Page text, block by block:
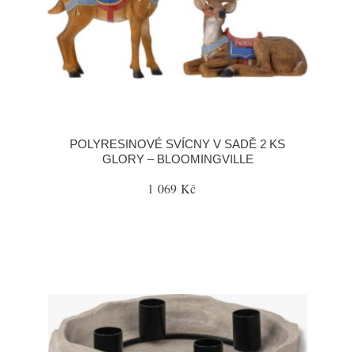
POLYRESINOVÉ SVÍCNY V SADĚ 2 KS
GLORY – BLOOMINGVILLE
1 069 Kč